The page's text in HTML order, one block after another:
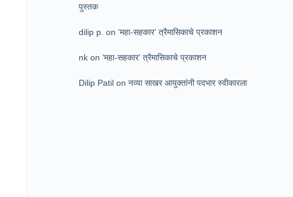
पुस्तक
dilip p. on‘महा-सहकार’ त्रैमासिकाचे प्रकाशन
nk on‘महा-सहकार’ त्रैमासिकाचे प्रकाशन
Dilip Patil onनव्या साखर आयुक्तांनी पदभार स्वीकारला